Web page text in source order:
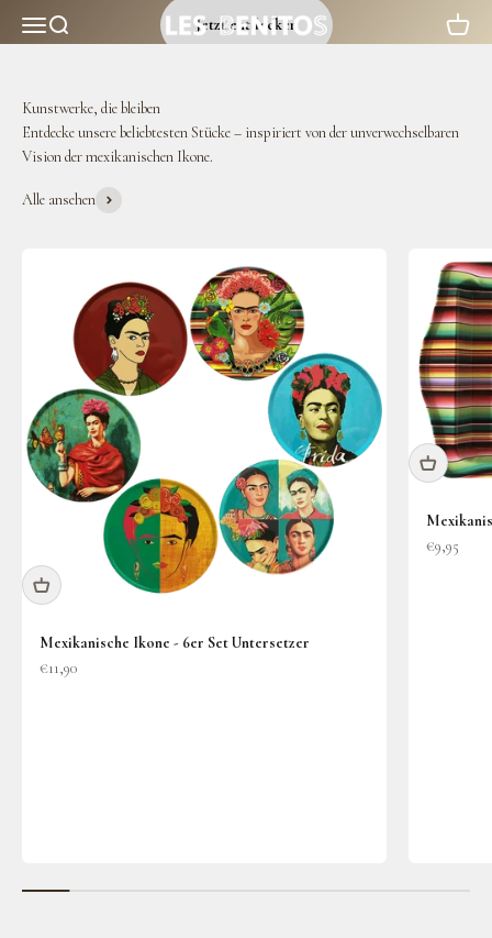
MenüSuche Les Benitos
Jetzt entdecken
Entdecke unsere beliebtesten Stücke – inspiriert von der unverwechselbaren
Vision der mexikanischen Ikone.
Alle ansehen
Mexikanische Ikone - 6er Set Untersetzer
Angebot
€11,90
Angebot
€9,95